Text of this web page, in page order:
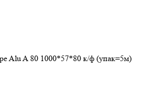
Alu A 80 1000*57*80 к/ф (упак=5м)